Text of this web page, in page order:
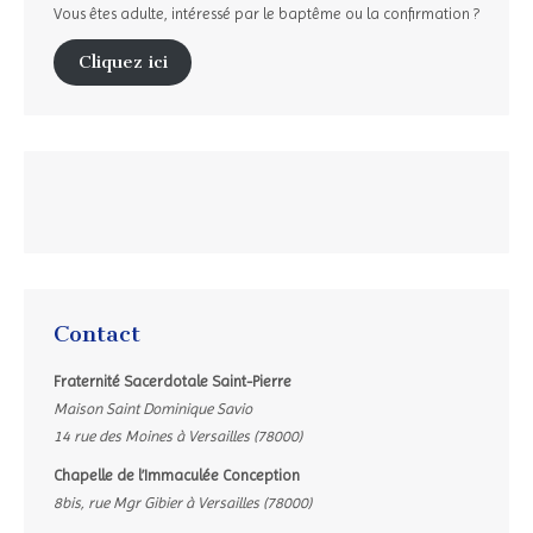
Vous êtes adulte, intéressé par le baptême ou la confirmation ?
Cliquez ici
Contact
Fraternité Sacerdotale Saint-Pierre
Maison Saint Dominique Savio
14 rue des Moines à Versailles (78000)
Chapelle de l’Immaculée Conception
8bis, rue Mgr Gibier à Versailles (78000)